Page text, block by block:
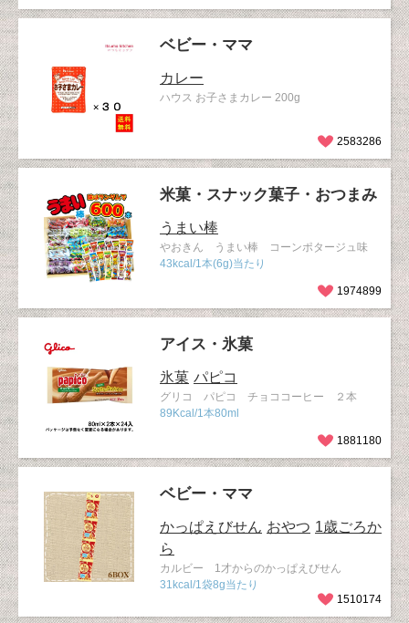
ベビー・ママ
カレー
ハウス お子さまカレー 200g
2583286
米菓・スナック菓子・おつまみ
うまい棒
やおきん うまい棒 コーンポタージュ味
43kcal/1本(6g)当たり
1974899
アイス・氷菓
氷菓 パピコ
グリコ パピコ チョココーヒー ２本
89Kcal/1本80ml
1881180
ベビー・ママ
かっぱえびせん おやつ 1歳ごろか
ら
カルビー 1才からのかっぱえびせん
31kcal/1袋8g当たり
1510174